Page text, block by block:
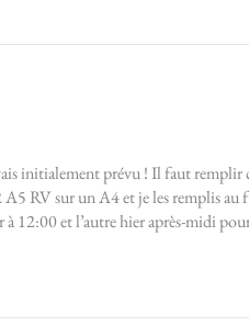
initialement prévu ! Il faut
RV sur un A4 et je les remplis au
12:00 et l’autre hier après-midi